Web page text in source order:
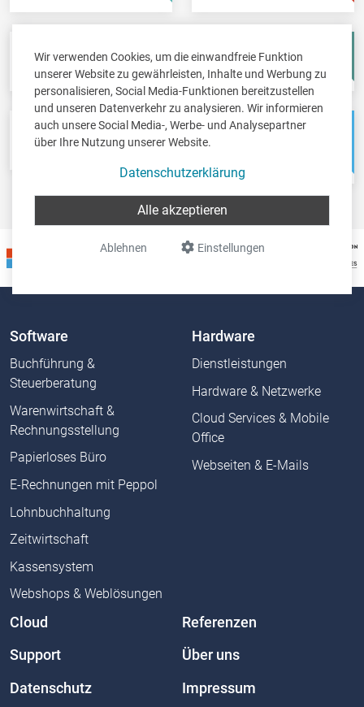
Wir verwenden Cookies, um die einwandfreie Funktion
unserer Website zu gewährleisten, Inhalte und Werbung zu
personalisieren, Social Media-Funktionen bereitzustellen
und unseren Datenverkehr zu analysieren. Wir informieren
auch unsere Social Media-, Werbe- und Analysepartner
über Ihre Nutzung unserer Website.
Datenschutzerklärung
Einstellungen
Ablehnen
Alle akzeptieren
Fisc-in
Steuererklärungen
Account-in
Jahresabschlüsse
Pos-in
Kassensystem
Net-in
Webshops &
Software
Buchführung &
Steuerberatung
Warenwirtschaft &
Rechnungsstellung
Papierloses Büro
E-Rechnungen mit Peppol
Lohnbuchhaltung
Zeitwirtschaft
Kassensystem
Webshops & Weblösungen
Hardware
Dienstleistungen
Hardware & Netzwerke
Cloud Services & Mobile
Office
Webseiten & E-Mails
Cloud Referenzen
Support Über uns
Datenschutz Impressum